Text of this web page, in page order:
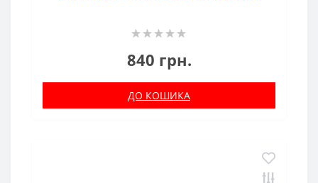
840 грн.
ДО КОШИКА